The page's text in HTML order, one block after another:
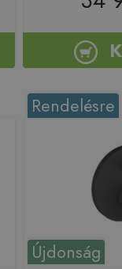
Újdonság
Rendelésre